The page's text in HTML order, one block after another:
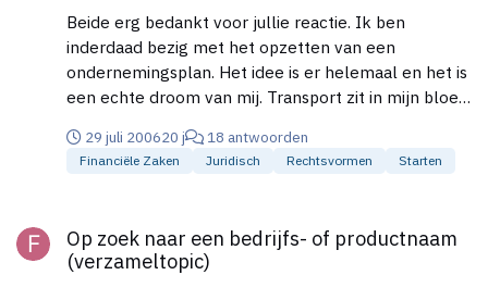
natuurlijk onderhouden! dat is een hoge kostenpost
voor hen. Eigenrijders hebben alleen zichzelf te
onderhouden etc. dat is ook de reden dat ik
daarmee zou willen werken.
Beide erg bedankt voor jullie reactie. Ik ben
inderdaad bezig met het opzetten van een
ondernemingsplan. Het idee is er helemaal en het is
een echte droom van mij. Transport zit in mijn bloed,
geweldig veel. Daarom ben ik ook blij dat ik dit
forum heb gevonden. In het kort: Mijn idee is om
zijn, waarop ook procenten voor mijn bedrijf op
komt wil ik via eigenrijders gaan werken. Deze
29 juli 200620 j 18 antwoorden
Financiële Zaken Juridisch Rechtsvormen Starten
Op zoek naar een bedrijfs- of productnaam
(verzameltopic)